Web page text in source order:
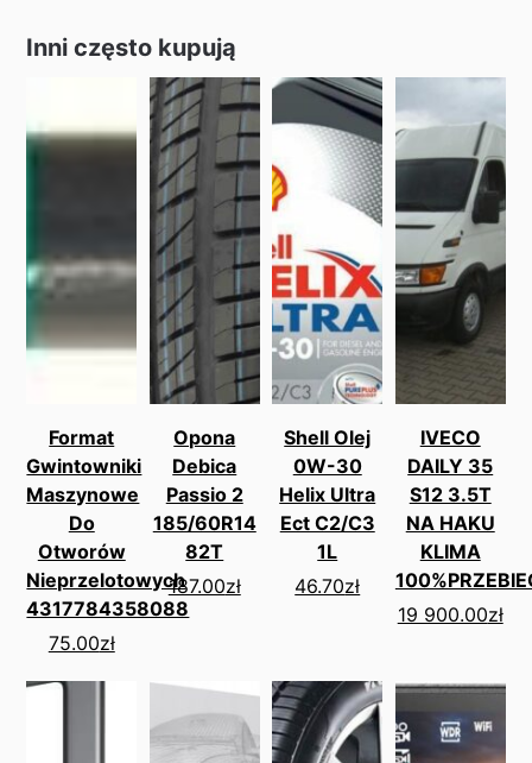
Inni często kupują
Format
Gwintowniki
Maszynowe
Do
Otworów
Nieprzelotowych
4317784358088
75.00zł
Opona
Debica
Passio 2
185/60R14
82T
187.00zł
Shell Olej
0W-30
Helix Ultra
Ect C2/C3
1L
46.70zł
IVECO
DAILY 35
S12 3.5T
NA HAKU
KLIMA
19 900.00zł